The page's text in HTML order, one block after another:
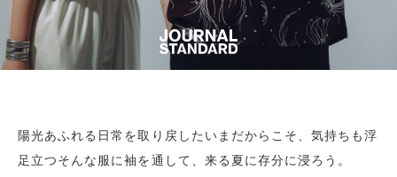
陽光あふれる日常を取り戻したいまだからこそ、気持ちも浮
足立つそんな服に袖を通して、来る夏に存分に浸ろう。